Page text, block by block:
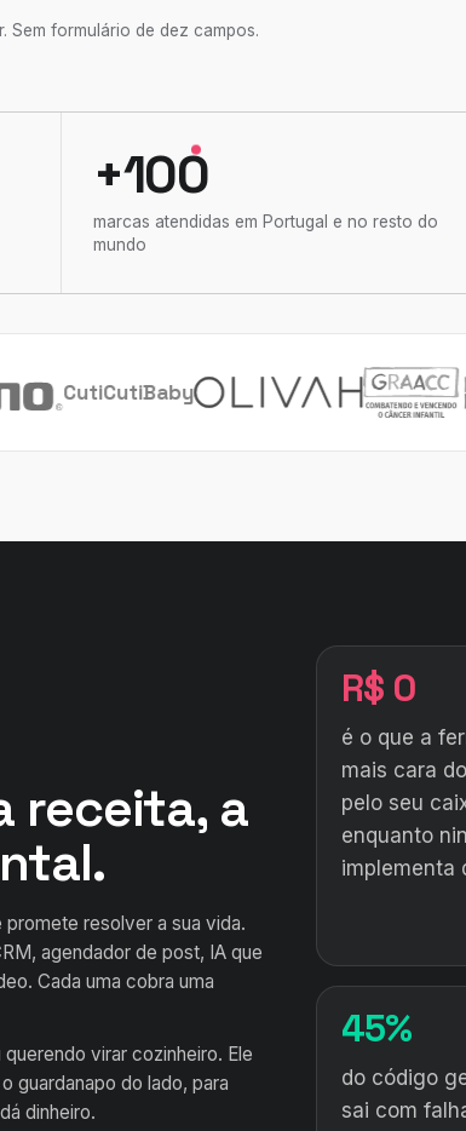
Sem formulário de dez campos.
+100
marcas atendidas em Portugal e no resto do
mundo
CutiCutiBaby
receita, a
resolver a sua vida.
agendador de post, IA que
Cada uma cobra uma
virar cozinheiro. Ele
guardanapo do lado, para
dinheiro.
R$ 0
é o que a
mais cara
pelo seu
enquanto
implementa
45%
do código
sai com